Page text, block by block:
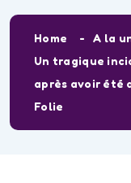
Home
A la
Un tragique
après avoir été
Folie